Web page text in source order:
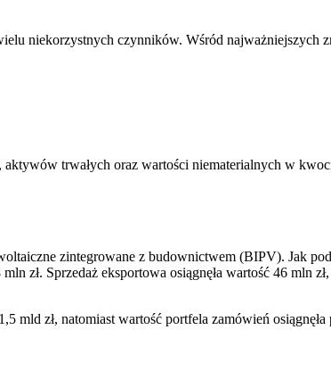
niekorzystnych czynników. Wśród najważniejszych
trwałych oraz wartości niematerialnych w
zintegrowane z budownictwem (BIPV). Jak
zł. Sprzedaż eksportowa osiągnęła wartość 46 mln
mld zł, natomiast wartość portfela zamówień osiągnęła